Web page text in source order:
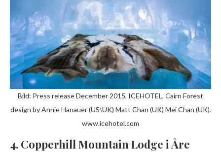
Bild: Press release December 2015, ICEHOTEL, Cairn Forest
design by Annie Hanauer (US\UK) Matt Chan (UK) Mei Chan (UK).
www.icehotel.com
4. Copperhill Mountain Lodge i Åre